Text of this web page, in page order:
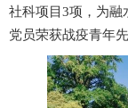
社科项目3项，为融
党员荣获战疫青年先